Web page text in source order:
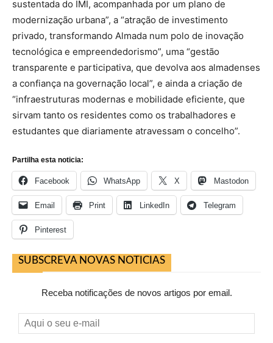
sustentada do IMI, acompanhada por um plano de
modernização urbana”, a “atração de investimento
privado, transformando Almada num polo de inovação
tecnológica e empreendedorismo”, uma “gestão
transparente e participativa, que devolva aos almadenses
a confiança na governação local”, e ainda a criação de
“infraestruturas modernas e mobilidade eficiente, que
sirvam tanto os residentes como os trabalhadores e
estudantes que diariamente atravessam o concelho”.
Partilha esta noticia:
Facebook WhatsApp X Mastodon
Email Print LinkedIn Telegram
Pinterest
SUBSCREVA NOVAS NOTICIAS
Receba notificações de novos artigos por email.
Aqui
o